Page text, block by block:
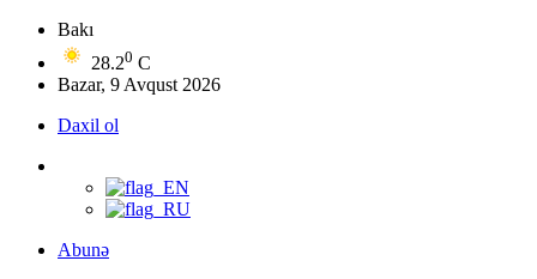
Bakı
28.20 C
Bazar, 9 Avqust 2026
Daxil ol
Abunə